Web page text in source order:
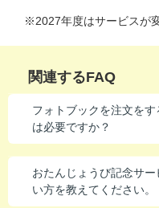
進研ゼミ 高校講座
こどもちゃ
会員
※2027年度はサービスが
関連するFAQ
フォトブックを注文を
は必要ですか？
おたんじょうび記念サ
い方を教えてください。